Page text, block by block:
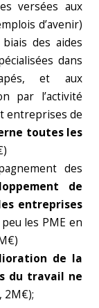
versées aux
d’avenir)
des aides
dans
et aux
par l’activité
entreprises de
toutes les
des
de
entreprises
les PME en
de la
du travail ne
2M€);